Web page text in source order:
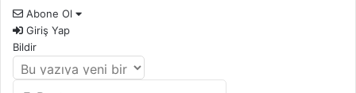
Abone Ol
Giriş Yap
Bildir